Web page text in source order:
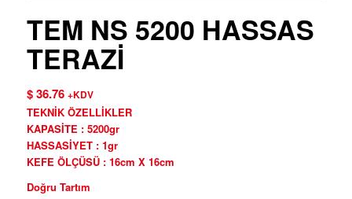
TEM NS 5200 HASSAS
TERAZİ
$36.76 +KDV
TEKNİK ÖZELLİKLER
KAPASİTE : 5200gr
HASSASİYET : 1gr
KEFE ÖLÇÜSÜ : 16cm X 16cm
Doğru Tartım